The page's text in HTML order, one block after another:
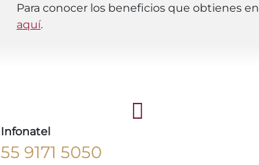
Para conocer los beneficios que obtienes
aquí.
Infonatel
55 9171 5050